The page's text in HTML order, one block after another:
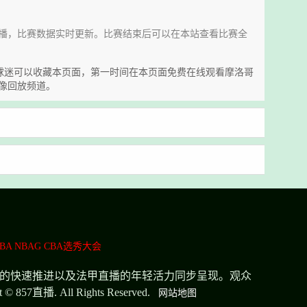
，比赛数据实时更新。比赛结束后可以在本站查看比赛全
可以收藏本页面，第一时间在本页面免费在线观看摩洛哥
回放频道。
NBAG CBA选秀大会
快速推进以及法甲直播的年轻活力同步呈现。观众
857直播. All Rights Reserved.
网站地图